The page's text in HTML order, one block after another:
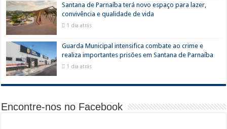
Santana de Parnaíba terá novo espaço para lazer,
convivência e qualidade de vida
1 dia atrás
Guarda Municipal intensifica combate ao crime e
realiza importantes prisões em Santana de Parnaíba
1 dia atrás
Encontre-nos no Facebook